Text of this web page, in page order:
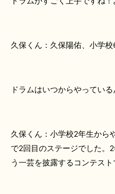
久保くん：久保陽佑、小学校
ドラムはいつからやっている
久保くん：小学校2年生から
で2回目のステージでした。
う一芸を披露するコンテスト